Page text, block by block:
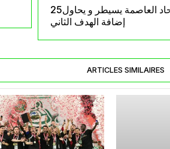
25دقيقة لعب:اتحاد العاصمة يسيطر و يحاول
إضافة الهدف الثاني
ARTICLES SIMILAIRES